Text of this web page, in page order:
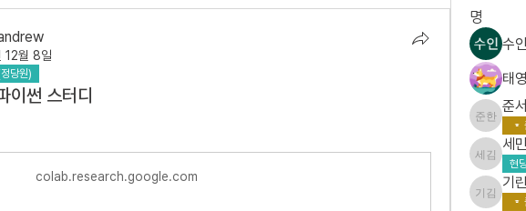
12월 8일
당원)
이썬 스터디
colab.research.google.com
명
수
태
준서 한
준
세민 김
세
현
기린 김
기